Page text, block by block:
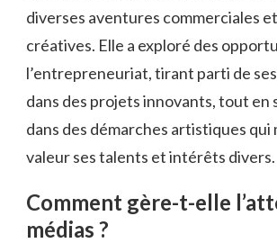
diverses aventures commerciales
créatives. Elle a exploré des
l’entrepreneuriat, tirant parti de
dans des projets innovants, tout en
dans des démarches artistiques
valeur ses talents et intérêts divers.
Comment gère-t-elle
médias ?